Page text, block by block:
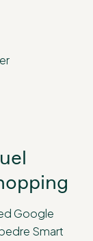
Google
Smart